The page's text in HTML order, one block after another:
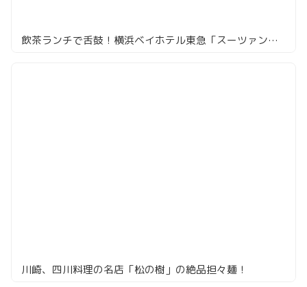
飲茶ランチで舌鼓！横浜ベイホテル東急「スーツァンレストラン陳」絶品麻婆豆腐に感動
川崎、四川料理の名店「松の樹」の絶品担々麺！